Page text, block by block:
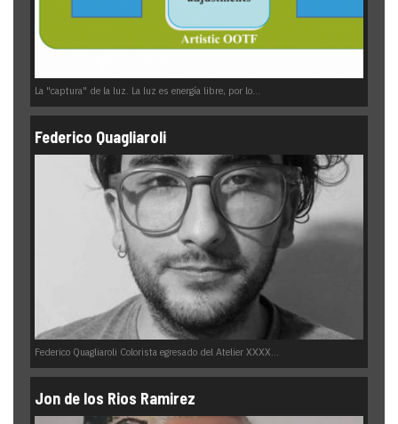
La "captura" de la luz. La luz es energía libre, por lo...
Federico Quagliaroli
Federico Quagliaroli Colorista egresado del Atelier XXXX...
Jon de los Rios Ramirez